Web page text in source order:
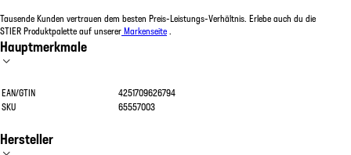
Tausende Kunden vertrauen dem besten Preis-Leistungs-Verhältnis. Erlebe auch du die
STIER Produktpalette auf unsererMarkenseite .
Hauptmerkmale
EAN/GTIN
4251709626794
SKU
65557003
Hersteller